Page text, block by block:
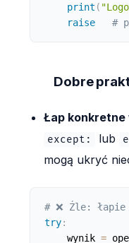
print (
raise
#
Dobre
Łap
except: lub
mogą ukryć
# ❌ Źle:
try:
    wynik
=